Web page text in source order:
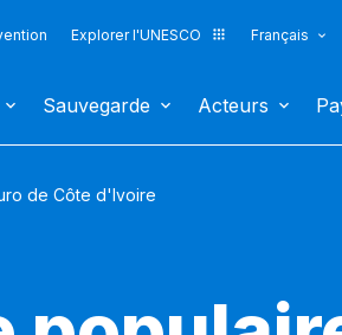
Explorer l'UNESCO
Français
Sauvegarde Acteurs
de Côte d'Ivoire